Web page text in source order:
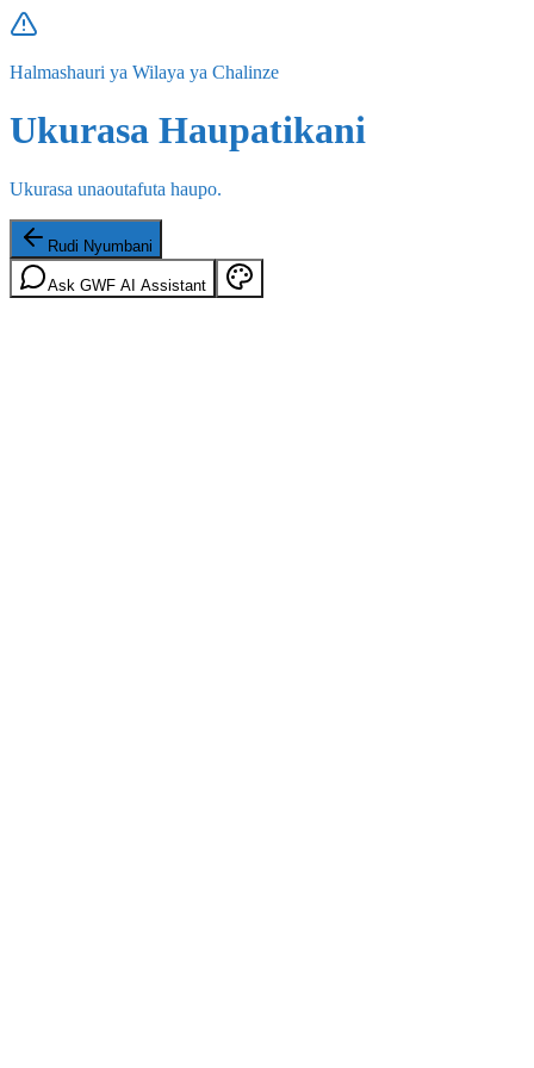
Halmashauri ya Wilaya ya Chalinze
Ukurasa Haupatikani
Ukurasa unaoutafuta haupo.
Rudi Nyumbani
Ask GWF AI Assistant